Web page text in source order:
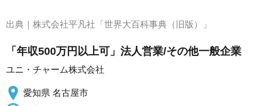
出典｜ 株式会社平凡社「世界大百科事典（旧版）」
「年収500万円以上可」法人営業/その他一般企業
ユニ・チャーム株式会社
愛知県 名古屋市